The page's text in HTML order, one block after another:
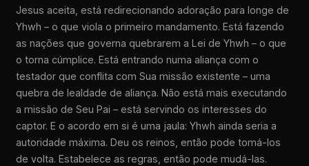
Jesus aceita, está redirecionando adoração para longe de
Yhwh – o que viola o primeiro mandamento. Está fazendo
as nações que governa quebrarem a Lei de Yhwh – o que
o torna cúmplice. Está entrando numa aliança com o
testador que conflita com Sua missão existente – uma
quebra de lealdade de aliança. Não está mais executando
a missão de Seu Pai – está servindo os interesses do
captor. E o acordo em si é uma jaula: Yhwh ainda seria a
autoridade máxima. Deu os reinos, então pode tomá-los
de volta. Estabelece as regras, então pode mudá-las.